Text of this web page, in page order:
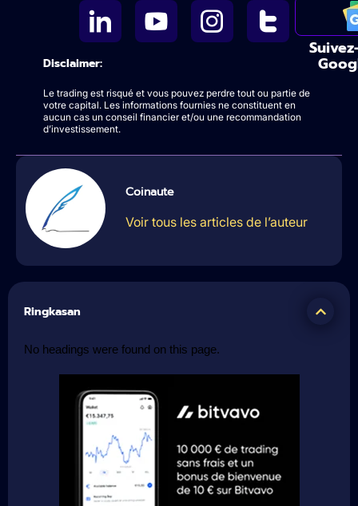
Disclaimer:
Le trading est risqué et vous pouvez perdre tout ou partie de
votre capital. Les informations fournies ne constituent en
aucun cas un conseil financier et/ou une recommandation
d’investissement.
Coinaute
Voir tous les articles de l’auteur
Ringkasan
No headings were found on this page.